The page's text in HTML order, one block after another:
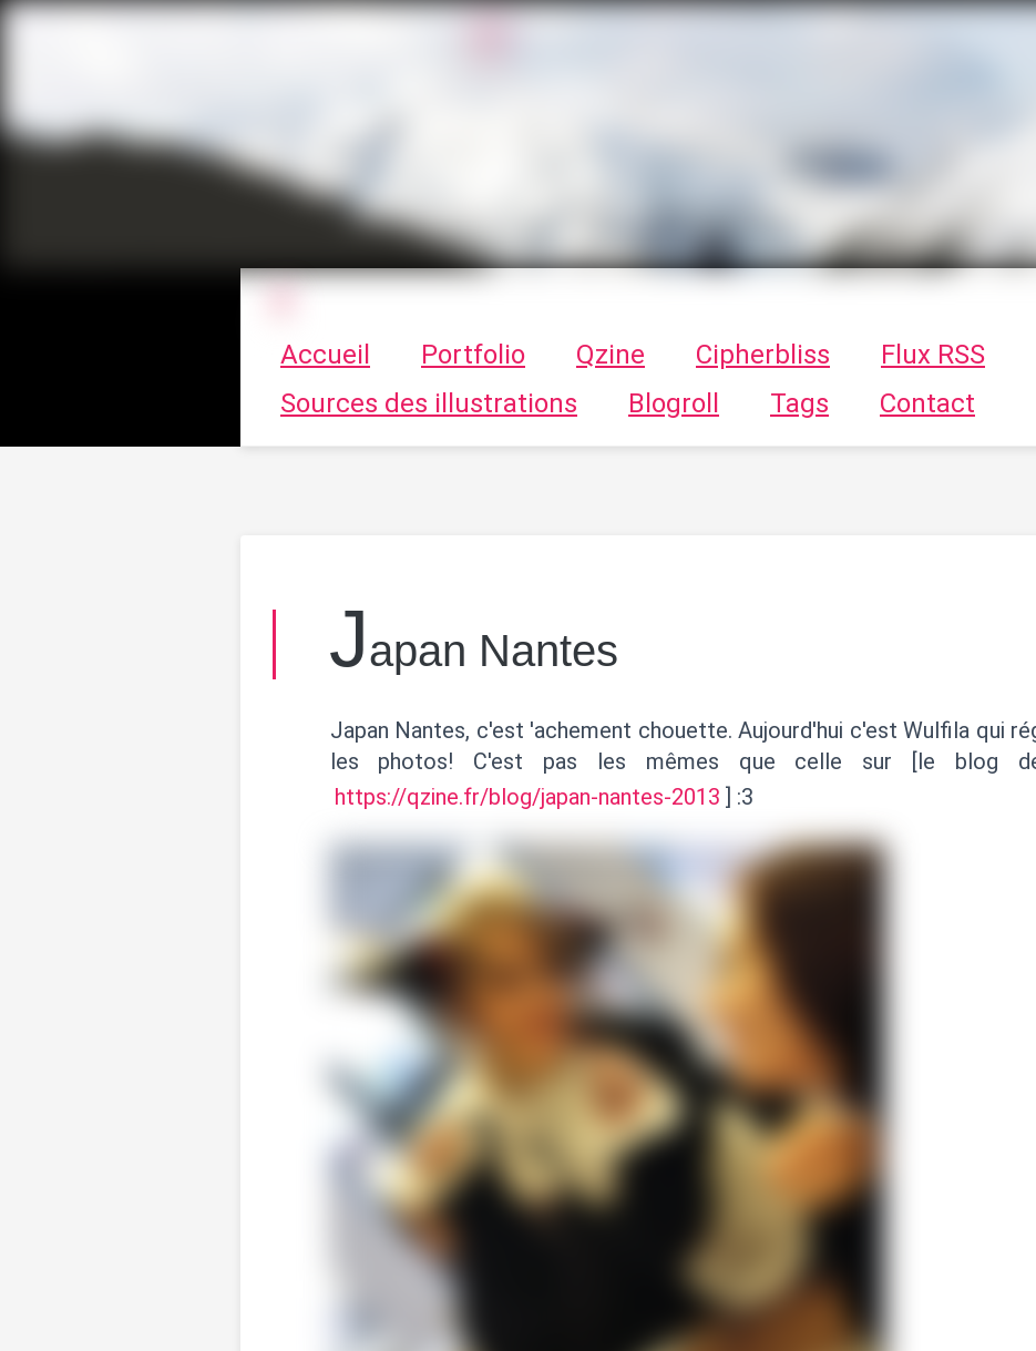
Tykayn Blog
Le vortex à chats - Illustrations, trucs en tout genre par Tykayn
Accueil Portfolio Qzine Cipherbliss
Flux RSS
Sources des illustrations
Blogroll Tags Contact
Japan Nantes
Japan Nantes, c'est 'achement chouette. Aujourd'hui c'est Wulfila qui
les photos! C'est pas les mêmes que celle sur [le blog
https://qzine.fr/blog/japan-nantes-2013 ] :3